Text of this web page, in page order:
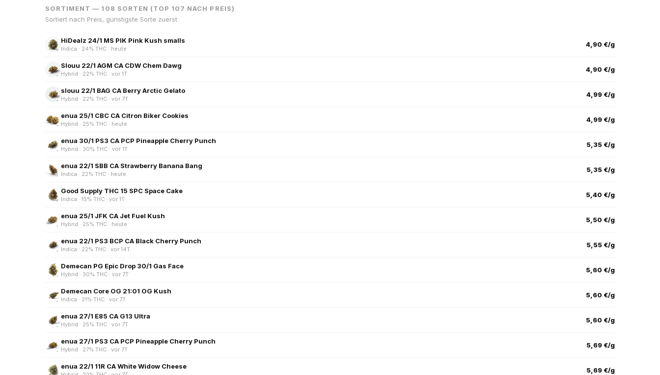
SORTIMENT — 108 SORTEN (TOP 107 NACH PREIS)
Sortiert nach Preis, günstigste Sorte zuerst
HiDealz 24/1 MS PIK Pink Kush smalls
Indica · 24% THC · heute
4,90 €/g
Slouu 22/1 AGM CA CDW Chem Dawg
Hybrid · 22% THC · vor 1T
4,90 €/g
slouu 22/1 BAG CA Berry Arctic Gelato
Hybrid · 22% THC · vor 7T
4,99 €/g
enua 25/1 CBC CA Citron Biker Cookies
Hybrid · 25% THC · heute
4,99 €/g
enua 30/1 PS3 CA PCP Pineapple Cherry Punch
Hybrid · 30% THC · vor 1T
5,35 €/g
enua 22/1 SBB CA Strawberry Banana Bang
Indica · 22% THC · heute
5,35 €/g
Good Supply THC 15 SPC Space Cake
Indica · 15% THC · vor 1T
5,40 €/g
enua 25/1 JFK CA Jet Fuel Kush
Hybrid · 25% THC · heute
5,50 €/g
enua 22/1 PS3 BCP CA Black Cherry Punch
Indica · 22% THC · vor 14T
5,55 €/g
Demecan PG Epic Drop 30/1 Gas Face
Hybrid · 30% THC · vor 7T
5,60 €/g
Demecan Core OG 21:01 OG Kush
Indica · 21% THC · vor 7T
5,60 €/g
enua 27/1 E85 CA G13 Ultra
Hybrid · 25% THC · vor 7T
5,60 €/g
enua 27/1 PS3 CA PCP Pineapple Cherry Punch
Hybrid · 27% THC · vor 7T
5,69 €/g
enua 22/1 11R CA White Widow Cheese 5,69 €/g